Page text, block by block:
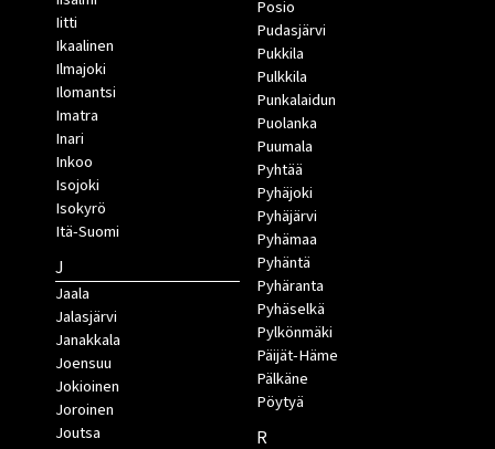
Iitti
Ikaalinen
Ilmajoki
Ilomantsi
Imatra
Inari
Inkoo
Isojoki
Isokyrö
Itä-Suomi
J
Jaala
Jalasjärvi
Janakkala
Joensuu
Jokioinen
Joroinen
Joutsa
Posio
Pudasjärvi
Pukkila
Pulkkila
Punkalaidun
Puolanka
Puumala
Pyhtää
Pyhäjoki
Pyhäjärvi
Pyhämaa
Pyhäntä
Pyhäranta
Pyhäselkä
Pylkönmäki
Päijät-Häme
Pälkäne
Pöytyä
R